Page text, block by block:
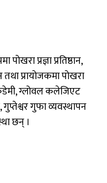
प्रज्ञा प्रतिष्ठान,
तथा प्रायोजकमा पोखरा
ग्लोवल कलेजिएट
गुप्तेश्वर गुफा व्यवस्थापन
छन् ।